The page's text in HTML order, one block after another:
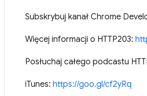
Subskrybuj kanał Chrome
Więcej informacji o HTTP203:
Posłuchaj całego podcastu
iTunes: https://goo.gl/cf2yRq